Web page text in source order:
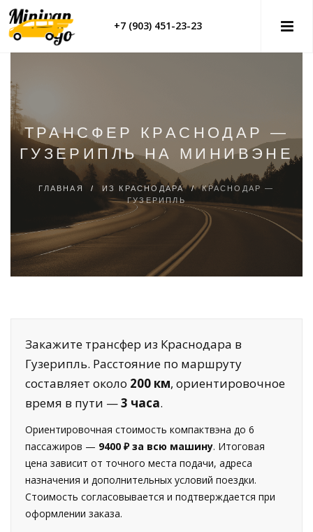
+7 (903) 451-23-23
ТРАНСФЕР КРАСНОДАР —
ГУЗЕРИПЛЬ НА МИНИВЭНЕ
ГЛАВНАЯ / ИЗ КРАСНОДАРА/КРАСНОДАР —
ГУЗЕРИПЛЬ
Закажите трансфер из Краснодара в
Гузерипль. Расстояние по маршруту
составляет около 200 км, ориентировочное
время в пути —3 часа.
Ориентировочная стоимость компактвэна до 6
пассажиров — 9400 ₽ за всю машину. Итоговая
цена зависит от точного места подачи, адреса
назначения и дополнительных условий поездки.
Стоимость согласовывается и подтверждается при
оформлении заказа.